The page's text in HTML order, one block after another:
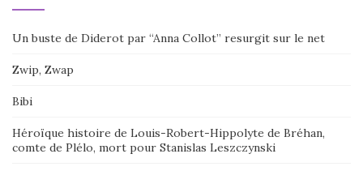
Un buste de Diderot par “Anna Collot” resurgit sur le net
Zwip, Zwap
Bibi
Héroïque histoire de Louis-Robert-Hippolyte de Bréhan,
comte de Plélo, mort pour Stanislas Leszczynski